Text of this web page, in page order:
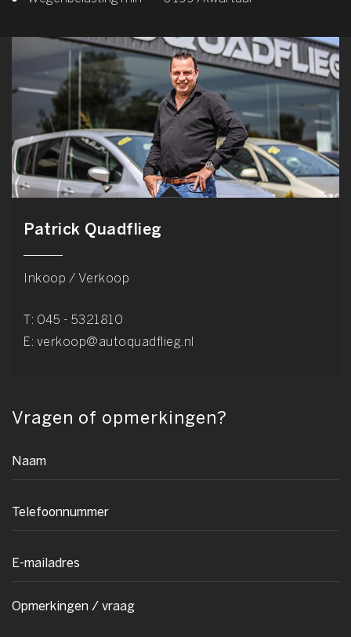
Patrick Quadflieg
Inkoop / Verkoop
T: 045 - 5321810
E: verkoop@autoquadflieg.nl
Vragen of opmerkingen?